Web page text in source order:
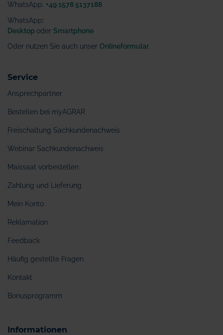
WhatsApp: +49 1578 5137188
WhatsApp:
Desktop oder Smartphone
Oder nutzen Sie auch unser Onlineformular
Service
Ansprechpartner
Bestellen bei myAGRAR
Freischaltung Sachkundenachweis
Webinar Sachkundenachweis
Maissaat vorbestellen
Zahlung und Lieferung
Mein Konto
Reklamation
Feedback
Häufig gestellte Fragen
Kontakt
Bonusprogramm
Informationen